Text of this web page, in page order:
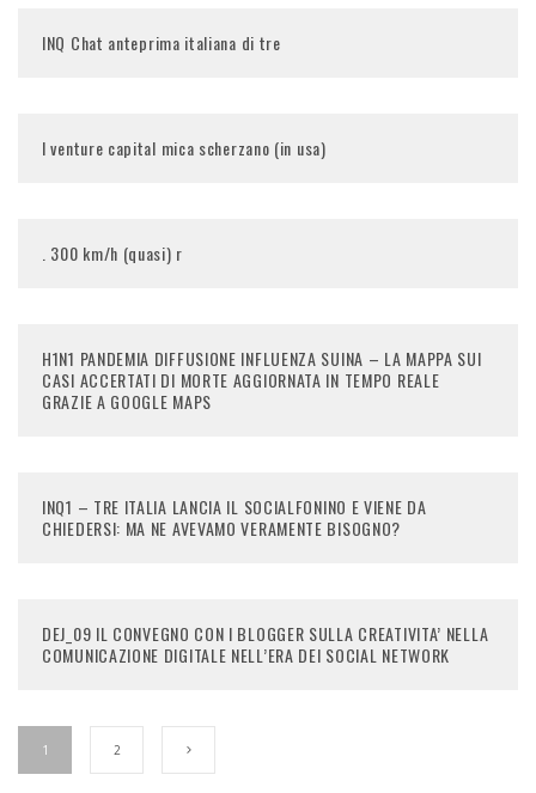
INQ Chat anteprima italiana di tre
I venture capital mica scherzano (in usa)
. 300 km/h (quasi) r
H1N1 PANDEMIA DIFFUSIONE INFLUENZA SUINA – LA MAPPA SUI
CASI ACCERTATI DI MORTE AGGIORNATA IN TEMPO REALE
GRAZIE A GOOGLE MAPS
INQ1 – TRE ITALIA LANCIA IL SOCIALFONINO E VIENE DA
CHIEDERSI: MA NE AVEVAMO VERAMENTE BISOGNO?
DEJ_09 IL CONVEGNO CON I BLOGGER SULLA CREATIVITA’ NELLA
COMUNICAZIONE DIGITALE NELL’ERA DEI SOCIAL NETWORK
1 2